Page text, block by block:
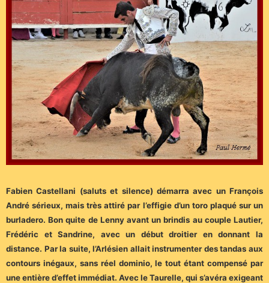
Fabien Castellani (saluts et silence) démarra avec un François
André sérieux, mais très attiré par l’effigie d’un toro plaqué sur un
burladero. Bon quite de Lenny avant un brindis au couple Lautier,
Frédéric et Sandrine, avec un début droitier en donnant la
distance. Par la suite, l’Arlésien allait instrumenter des tandas aux
contours inégaux, sans réel dominio, le tout étant compensé par
une entière d’effet immédiat. Avec le Taurelle, qui s’avéra exigeant